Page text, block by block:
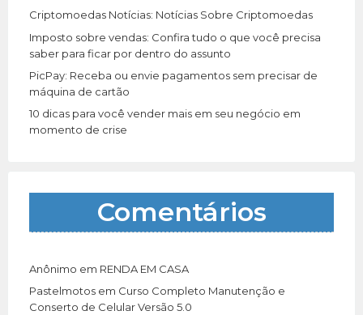
Criptomoedas Notícias: Notícias Sobre Criptomoedas
Imposto sobre vendas: Confira tudo o que você precisa
saber para ficar por dentro do assunto
PicPay: Receba ou envie pagamentos sem precisar de
máquina de cartão
10 dicas para você vender mais em seu negócio em
momento de crise
Comentários
Anônimo em RENDA EM CASA
Pastelmotos em Curso Completo Manutenção e
Conserto de Celular Versão 5.0